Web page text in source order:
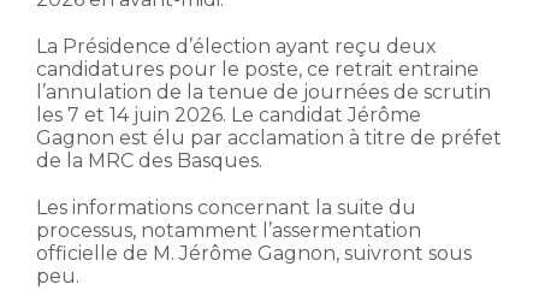
La Présidence d’élection ayant reçu deux
candidatures pour le poste, ce retrait entraine
l’annulation de la tenue de journées de scrutin
les 7 et 14 juin 2026. Le candidat Jérôme
Gagnon est élu par acclamation à titre de préfet
de la MRC des Basques.
Les informations concernant la suite du
processus, notamment l’assermentation
officielle de M. Jérôme Gagnon, suivront sous
peu.